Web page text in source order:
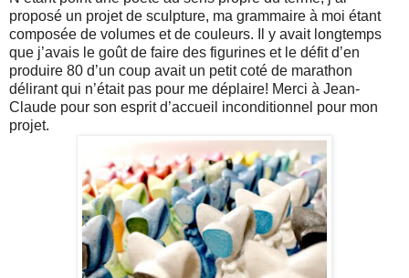
proposé un projet de sculpture, ma grammaire à moi étant
composée de volumes et de couleurs. Il y avait longtemps
que j’avais le goût de faire des figurines et le défit d’en
produire 80 d’un coup avait un petit coté de marathon
délirant qui n’était pas pour me déplaire! Merci à Jean-
Claude pour son esprit d’accueil inconditionnel pour mon
projet.